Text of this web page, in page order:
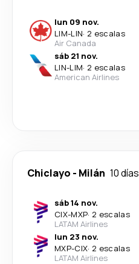
lun 09 nov.
LIM-LIN· 2 escalas
Air Canada
sáb 21 nov.
LIN-LIM· 2 escalas
American Airlines
Chiclayo - Milán 10 días
sáb 14 nov.
CIX-MXP· 2 escalas
LATAM Airlines
lun 23 nov.
MXP-CIX· 2 escalas
LATAM Airlines